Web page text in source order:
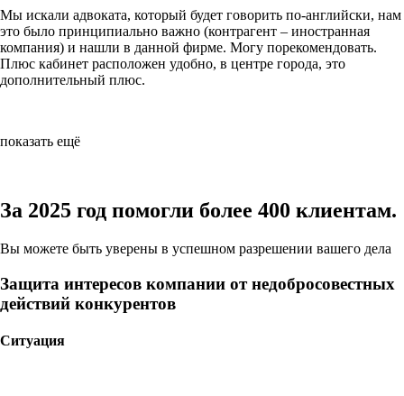
Мы искали адвоката, который будет говорить по-английски, нам
это было принципиально важно (контрагент – иностранная
компания) и нашли в данной фирме. Могу порекомендовать.
Плюс кабинет расположен удобно, в центре города, это
дополнительный плюс.
показать ещё
За 2025 год помогли более 400 клиентам.
Вы можете быть уверены в успешном разрешении вашего дела
Защита интересов компании от недобросовестных
действий конкурентов
Ситуация